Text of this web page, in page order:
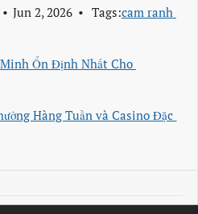
Jun 2, 2026 Tags:cam ranh
Ổn Định Nhất Cho
Hàng Tuần và Casino Đặc